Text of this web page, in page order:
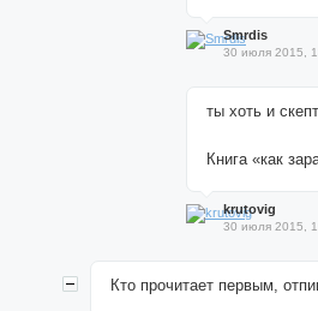
Smrdis
30 июля 2015,
ты хоть и
Книга «как
krutovig
30 июля 2015,
Кто прочитает первым,